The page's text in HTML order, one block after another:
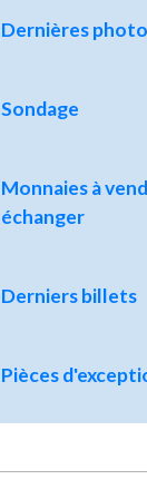
Dernières
Sondage
Monnaies à
échanger
Derniers billets
Pièces